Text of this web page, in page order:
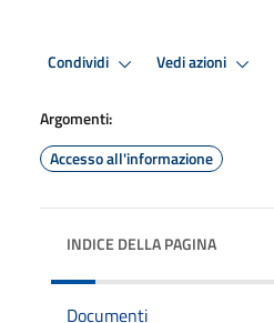
Condividi Vedi azioni
Argomenti:
Accesso all'informazione
INDICE DELLA PAGINA
Documenti